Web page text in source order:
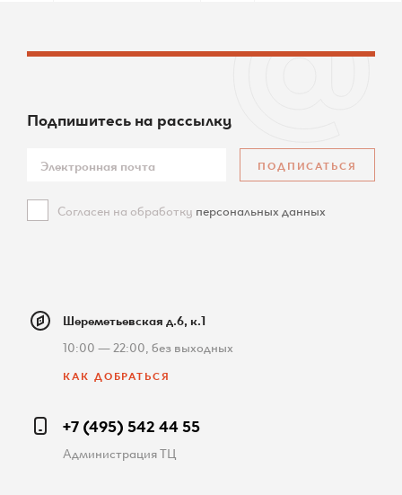
Подпишитесьна рассылку
ПОДПИСАТЬСЯ
Согласен на обработку персональных данных
Шереметьевская д.6, к.1
10:00 — 22:00, без выходных
КАК ДОБРАТЬСЯ
+7 (495) 542 44 55
Администрация ТЦ